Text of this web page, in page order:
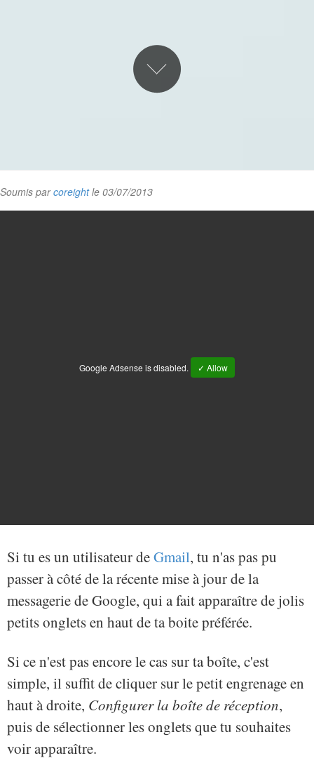
Soumis parcoreightle 03/07/2013
Google Adsense is disabled. ✓ Allow
Si tu es un utilisateur deGmail, tu n'as pas pu
passer à côté de la récente mise à jour de la
messagerie de Google, qui a fait apparaître de jolis
petits onglets en haut de ta boite préférée.
Si ce n'est pas encore le cas sur ta boîte, c'est
simple, il suffit de cliquer sur le petit engrenage en
haut à droite, Configurer la boîte de réception,
puis de sélectionner les onglets que tu souhaites
voir apparaître.